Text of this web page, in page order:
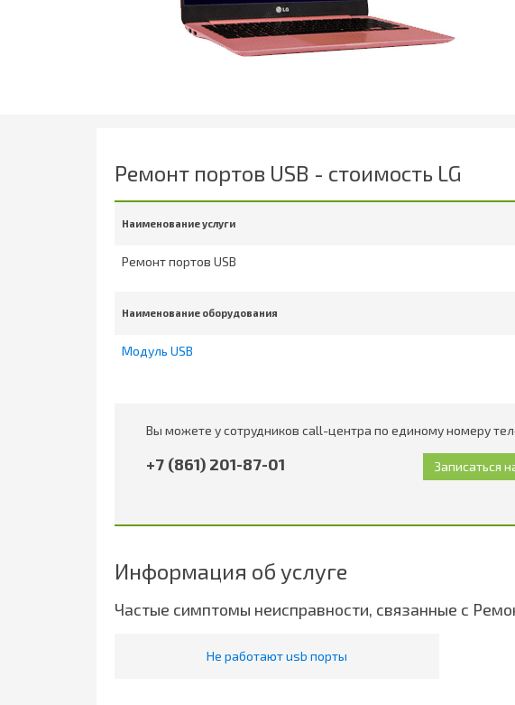
Ремонт портов USB - стоимость LG
Наименование услуги
Ремонт портов USB
Наименование оборудования
Модуль USB
Вы можете у сотрудников call-центра по единому номеру
+7 (861) 201-87-01
Информация об услуге
Частые симптомы неисправности, связанные с
Не работают usb порты